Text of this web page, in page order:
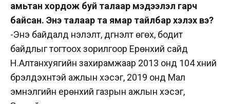
амьтан хордож буй талаар мэдээлэл гарч
байсан. Энэ талаар та ямар тайлбар хэлэх вэ?
-Энэ байдалд үнэлэлт, дүгнэлт өгөх, бодит
байдлыг тогтоох зорилгоор Ерөнхий сайд
Н.Алтанхуягийн захирамжаар 2013 онд 104 хүний
бүрэлдэхүүнтэй ажлын хэсэг, 2019 онд Мал
эмнэлгийн ерөнхий газрын ажлын хэсэг,